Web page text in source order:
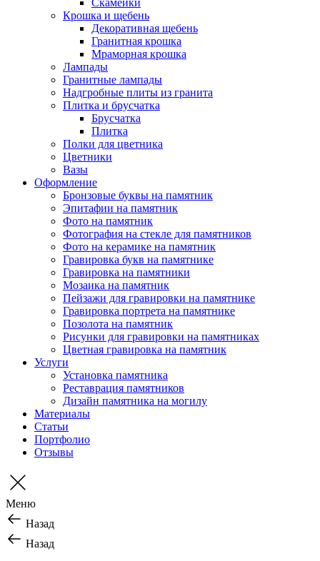
Скамейки
Крошка и щебень
Декоративная щебень
Гранитная крошка
Мраморная крошка
Лампады
Гранитные лампады
Надгробные плиты из гранита
Плитка и брусчатка
Брусчатка
Плитка
Полки для цветника
Цветники
Вазы
Оформление
Бронзовые буквы на памятник
Эпитафии на памятник
Фото на памятник
Фотография на стекле для памятников
Фото на керамике на памятник
Гравировка букв на памятнике
Гравировка на памятники
Мозаика на памятник
Пейзажи для гравировки на памятнике
Гравировка портрета на памятнике
Позолота на памятник
Рисунки для гравировки на памятниках
Цветная гравировка на памятник
Услуги
Установка памятника
Реставрация памятников
Дизайн памятника на могилу
Материалы
Статьи
Портфолио
Отзывы
Меню
Назад
Назад